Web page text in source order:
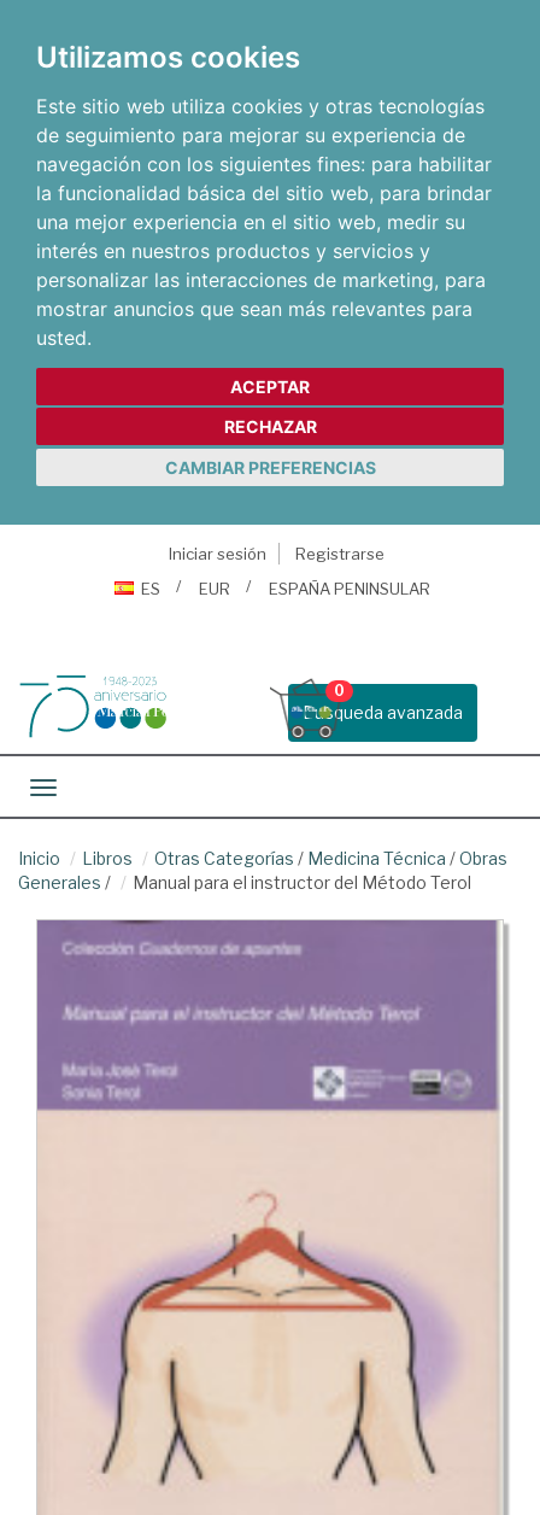
Utilizamos cookies
Este sitio web utiliza cookies y otras tecnologías
de seguimiento para mejorar su experiencia de
navegación con los siguientes fines: para habilitar
la funcionalidad básica del sitio web, para brindar
una mejor experiencia en el sitio web, medir su
interés en nuestros productos y servicios y
personalizar las interacciones de marketing, para
mostrar anuncios que sean más relevantes para
usted.
ACEPTAR
RECHAZAR
CAMBIAR PREFERENCIAS
Iniciar sesión
Registrarse
ES
EUR ESPAÑA PENINSULAR
Busqueda avanzada
0
Toggle navigation
Inicio Libros Otras Categorías / Medicina Técnica /Obras
Generales / Manual para el instructor del Método Terol